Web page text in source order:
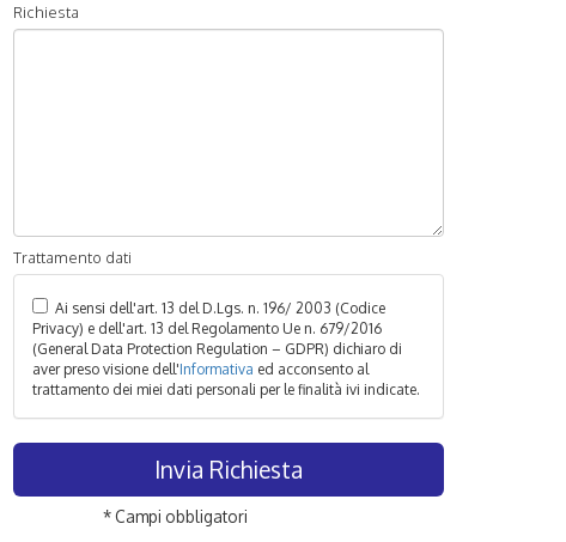
Richiesta
Trattamento dati
Ai sensi dell'art. 13 del D.Lgs. n. 196/ 2003 (Codice
Privacy) e dell'art. 13 del Regolamento Ue n. 679/2016
(General Data Protection Regulation – GDPR) dichiaro di
aver preso visione dell'Informativa ed acconsento al
trattamento dei miei dati personali per le finalità ivi indicate.
* Campi obbligatori